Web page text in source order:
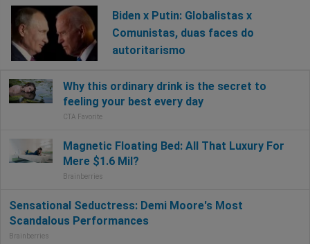
Biden x Putin: Globalistas x
Comunistas, duas faces do
autoritarismo